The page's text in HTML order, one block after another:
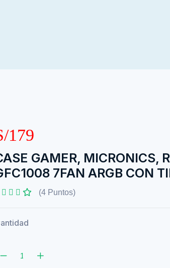
179
GAMER, MICRONICS,
7FAN ARGB CON
(4 Puntos)